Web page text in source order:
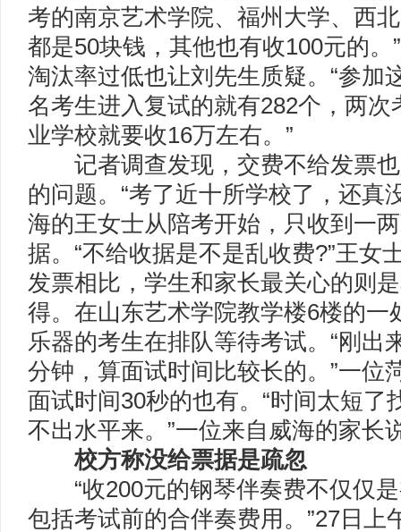
考的南京艺术学院、福州大学、西
都是50块钱，其他也有收100元的
淘汰率过低也让刘先生质疑。“参加
名考生进入复试的就有282个，两
业学校就要收16万左右。”
记者调查发现，交费不给发票也
的问题。“考了近十所学校了，还真
海的王女士从陪考开始，只收到一
据。“不给收据是不是乱收费?”王
发票相比，学生和家长最关心的则
得。在山东艺术学院教学楼6楼的一
乐器的考生在排队等待考试。“刚出
分钟，算面试时间比较长的。”一位
面试时间30秒的也有。“时间太短了
不出水平来。”一位来自威海的家长
校方称没给票据是疏忽
“收200元的钢琴伴奏费不仅仅是
包括考试前的合伴奏费用。”27日上